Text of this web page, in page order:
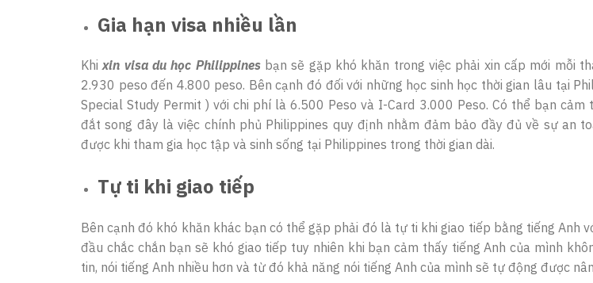
Gia hạn visa nhiều lần
Khixin visa du học Philippinesbạn sẽ gặp khó khăn trong việc phải xin cấp mới mỗi
2.930 peso đến 4.800 peso. Bên cạnh đó đối với những học sinh học thời gian lâu tại
Special Study Permit ) với chi phí là 6.500 Peso và I-Card 3.000 Peso. Có thể bạn cảm
đắt song đây là việc chính phủ Philippines quy định nhằm đảm bảo đầy đủ về sự an
được khi tham gia học tập và sinh sống tại Philippines trong thời gian dài.
Tự ti khi giao tiếp
Bên cạnh đó khó khăn khác bạn có thể gặp phải đó là tự ti khi giao tiếp bằng tiếng Anh
đầu chắc chắn bạn sẽ khó giao tiếp tuy nhiên khi bạn cảm thấy tiếng Anh của mình
tin, nói tiếng Anh nhiều hơn và từ đó khả năng nói tiếng Anh của mình sẽ tự động được